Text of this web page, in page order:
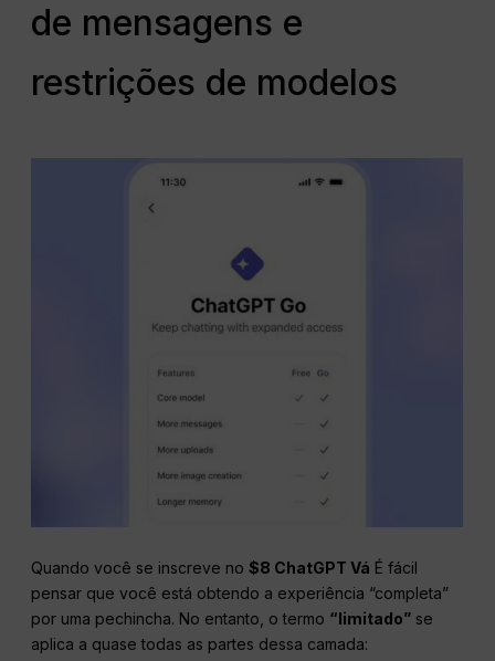
de mensagens e
restrições de modelos
Quando você se inscreve no$8 ChatGPT Vá É fácil
pensar que você está obtendo a experiência “completa”
por uma pechincha. No entanto, o termo “limitado” se
aplica a quase todas as partes dessa camada: